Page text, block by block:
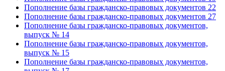
Пополнение базы гражданско-правовых документов 22
Пополнение базы гражданско-правовых документов 27
Пополнение базы гражданско-правовых документов,
выпуск № 14
Пополнение базы гражданско-правовых документов,
выпуск № 15
Пополнение базы гражданско-правовых документов,